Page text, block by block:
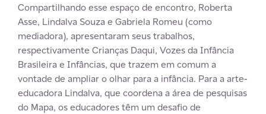
Compartilhando esse espaço de encontro, Roberta
Asse, Lindalva Souza e Gabriela Romeu (como
mediadora), apresentaram seus trabalhos,
respectivamente Crianças Daqui, Vozes da Infância
Brasileira e Infâncias, que trazem em comum a
vontade de ampliar o olhar para a infância. Para a arte-
educadora Lindalva, que coordena a área de pesquisas
do Mapa, os educadores têm um desafio de